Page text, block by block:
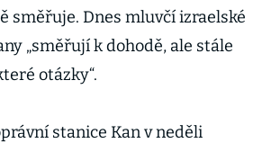
směřuje. Dnes mluvčí izraelské
„směřují k dohodě, ale stále
otázky“.
stanice Kan v neděli